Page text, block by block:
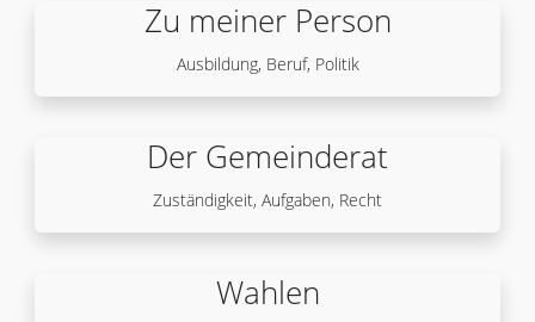
Zu meiner Person
Ausbildung, Beruf, Politik
Der Gemeinderat
Zuständigkeit, Aufgaben, Recht
Wahlen